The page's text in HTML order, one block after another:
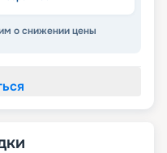
о снижении цены